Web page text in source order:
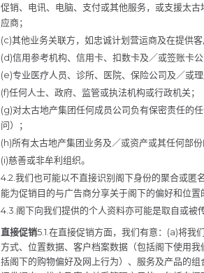
促销、电讯、电脑、支付或其他服务，或支援太
应商；
(c)其他业务关联方，如忠诚计划营运商及在提供
(d)信用参考机构、信用卡、扣数卡及／或签账卡公
(e)专业医疗人员、诊所、医院、保险公司及／或理
(f)任何人士、政府、监管或执法机构或行政机关；
(g)对太古地产集团任何成员公司负有保密责任的
问）；
(h)所有太古地产集团业务及／或资产或其任何部
(i)慈善或非牟利组织。
4.2.我们也可能以不直接识别阁下身份的聚合或匿
能为促销目的与广告商分享关于阁下的偏好和位置
4.3.阁下向我们提供的个人资料亦可能是取自或被
直接促销5.1.在直接促销方面，我们有意：(a)将我
方式、位置数据、客户档案数据（包括阁下使用
括阁下的购物偏好及网上行为）、服务及产品的组